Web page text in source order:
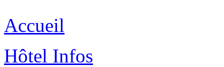
Accueil
Hôtel Infos